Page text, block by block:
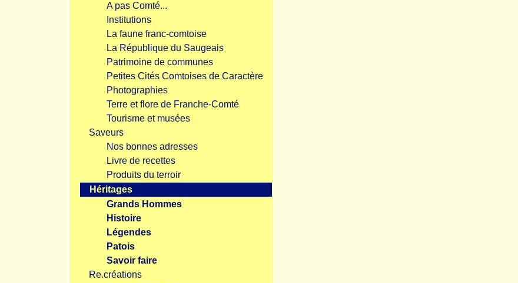
A pas Comté...
Institutions
La faune franc-comtoise
La République du Saugeais
Patrimoine de communes
Petites Cités Comtoises de Caractère
Photographies
Terre et flore de Franche-Comté
Tourisme et musées
Saveurs
Nos bonnes adresses
Livre de recettes
Produits du terroir
Héritages
Grands Hommes
Histoire
Légendes
Patois
Savoir faire
Re.créations